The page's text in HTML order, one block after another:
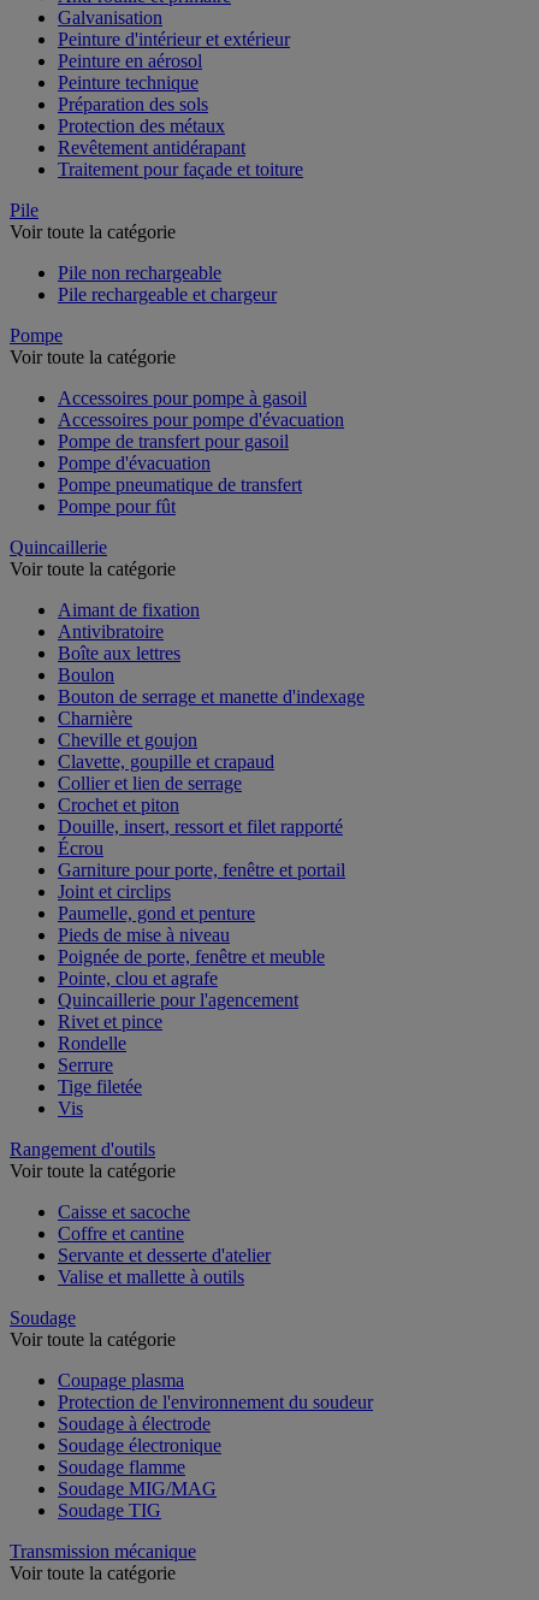
Galvanisation
Peinture d'intérieur et extérieur
Peinture en aérosol
Peinture technique
Préparation des sols
Protection des métaux
Revêtement antidérapant
Traitement pour façade et toiture
Pile
Voir toute la catégorie
Pile non rechargeable
Pile rechargeable et chargeur
Pompe
Voir toute la catégorie
Accessoires pour pompe à gasoil
Accessoires pour pompe d'évacuation
Pompe de transfert pour gasoil
Pompe d'évacuation
Pompe pneumatique de transfert
Pompe pour fût
Quincaillerie
Voir toute la catégorie
Aimant de fixation
Antivibratoire
Boîte aux lettres
Boulon
Bouton de serrage et manette d'indexage
Charnière
Cheville et goujon
Clavette, goupille et crapaud
Collier et lien de serrage
Crochet et piton
Douille, insert, ressort et filet rapporté
Écrou
Garniture pour porte, fenêtre et portail
Joint et circlips
Paumelle, gond et penture
Pieds de mise à niveau
Poignée de porte, fenêtre et meuble
Pointe, clou et agrafe
Quincaillerie pour l'agencement
Rivet et pince
Rondelle
Serrure
Tige filetée
Vis
Rangement d'outils
Voir toute la catégorie
Caisse et sacoche
Coffre et cantine
Servante et desserte d'atelier
Valise et mallette à outils
Soudage
Voir toute la catégorie
Coupage plasma
Protection de l'environnement du soudeur
Soudage à électrode
Soudage électronique
Soudage flamme
Soudage MIG/MAG
Soudage TIG
Transmission mécanique
Voir toute la catégorie